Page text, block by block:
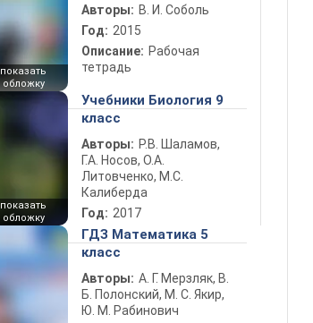
показать
обложку
Авторы: В. И. Соболь
Год: 2015
Описание: Рабочая
тетрадь
показать
обложку
Учебники Биология 9
класс
Авторы: Р.В. Шаламов,
Г.А. Носов, О.А.
Литовченко, М.С.
Калиберда
Год: 2017
ГДЗ Математика 5
класс
Авторы: А. Г. Мерзляк, В.
Б. Полонский, М. С. Якир,
Ю. М. Рабинович